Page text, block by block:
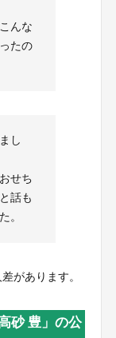
んな
たの
し
せち
話も
。
があります。
砂 豊」の公